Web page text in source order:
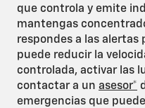
que controla y emite
mantengas
respondes a las alertas
puede reducir la
controlada, activar las
contactar a un asesor*
emergencias que